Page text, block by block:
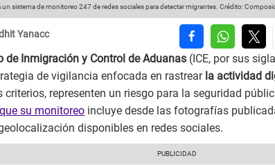
un sistema de monitoreo 247 de redes sociales para detectar migrantes. Crédito:
Yanacc
de Inmigración y Control de Aduanas (ICE, por sus
de vigilancia enfocada en rastrearla actividad
criterios, representen un riesgo para la seguridad
su monitoreo incluye desde las fotografías
disponibles en redes sociales.